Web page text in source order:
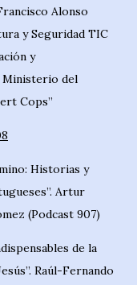
Alonso
y Seguridad TIC
y
Ministerio del
Cops”
Historias y
Artur
(Podcast 907)
de la
Raúl-Fernando